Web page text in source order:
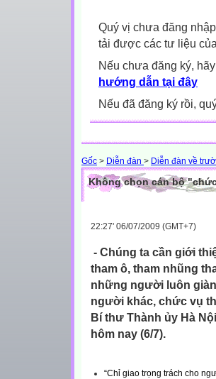
Quý vị chưa đăng
tải được các tư liệu
Nếu chưa đăng ký, hãy
hướng dẫn tại đây
Nếu đã đăng ký rồi,
Gốc > Diễn đàn > Diễn đàn về
Không chọn cán bộ
22:27' 06/07/2009 (GMT+7)
- Chúng ta cần giới
tham ô, tham nhũng
những người luôn
người khác, chức vụ
Bí thư Thành ủy Hà
hôm nay (6/7).
“Chỉ giao trọng trách cho